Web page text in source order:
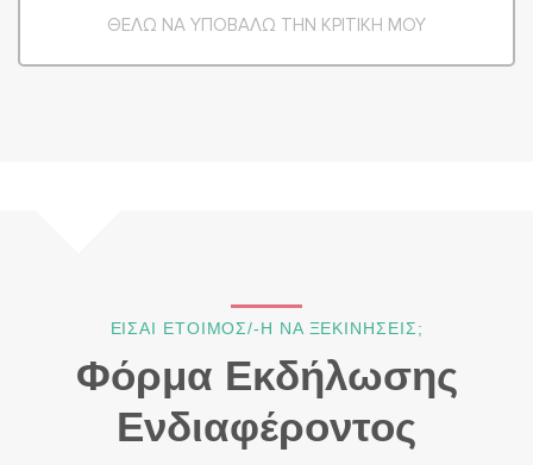
ΘΕΛΩ ΝΑ ΥΠΟΒΑΛΩ ΤΗΝ ΚΡΙΤΙΚΗ ΜΟΥ
ΕΙΣΑΙ ΕΤΟΙΜΟΣ/-Η ΝΑ ΞΕΚΙΝΗΣΕΙΣ;
Φόρμα Εκδήλωσης
Ενδιαφέροντος